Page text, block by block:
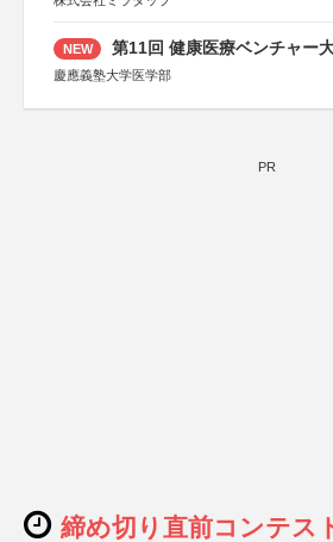
NEW 第11回 健康医療ベンチャー
慶應義塾大学医学部
PR
締め切り直前コンテス